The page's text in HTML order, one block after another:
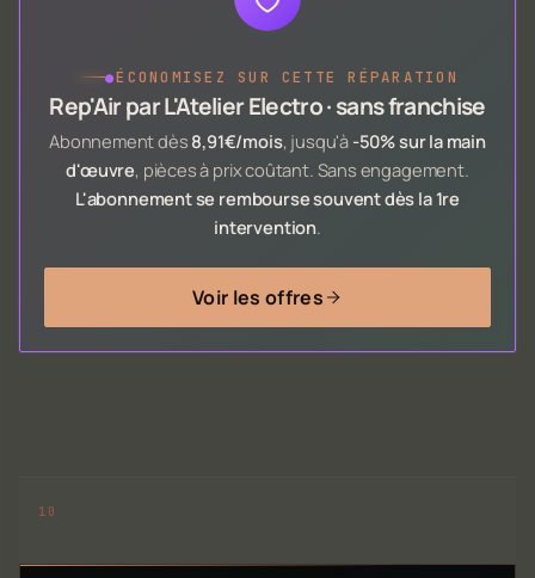
●ÉCONOMISEZ SUR CETTE RÉPARATION
Rep'Air par L'Atelier Electro · sans franchise
Abonnement dès 8,91€/mois, jusqu'à -50% sur la main
d'œuvre, pièces à prix coûtant. Sans engagement.
L'abonnement se rembourse souvent dès la 1re
intervention.
Voir les offres